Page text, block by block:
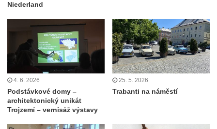
Niederland
4. 6. 2026
Podstávkové domy –
architektonický unikát
Trojzemí – vernisáž výstavy
25. 5. 2026
Trabanti na náměstí